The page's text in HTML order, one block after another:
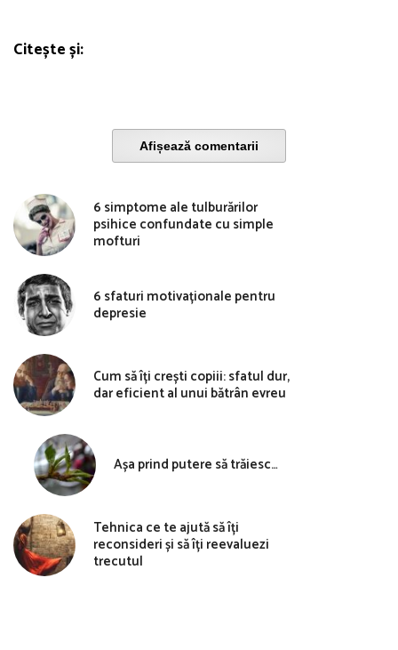
Citește și:
Afișează comentarii
6 simptome ale tulburărilor
psihice confundate cu simple
mofturi
6 sfaturi motivaționale pentru
depresie
Cum să îți crești copiii: sfatul dur,
dar eficient al unui bătrân evreu
Așa prind putere să trăiesc…
Tehnica ce te ajută să îți
reconsideri și să îți reevaluezi
trecutul